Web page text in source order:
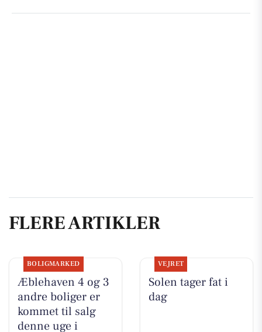
FLERE ARTIKLER
BOLIGMARKED
Æblehaven 4 og 3
andre boliger er
kommet til salg
denne uge i
VEJRET
Solen tager fat i
dag